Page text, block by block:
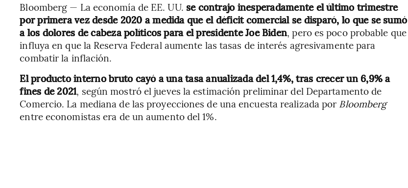
Bloomberg — La economía de EE. UU. se contrajo inesperadamente el último trimestre
por primera vez desde 2020 a medida que el déficit comercial se disparó, lo que se sumó
a los dolores de cabeza políticos para el presidente Joe Biden, pero es poco probable que
influya en que la Reserva Federal aumente las tasas de interés agresivamente para
combatir la inflación.
El producto interno bruto cayó a una tasa anualizada del 1,4%, tras crecer un 6,9% a
fines de 2021, según mostró el jueves la estimación preliminar del Departamento de
Comercio. La mediana de las proyecciones de una encuesta realizada por Bloomberg
entre economistas era de un aumento del 1%.